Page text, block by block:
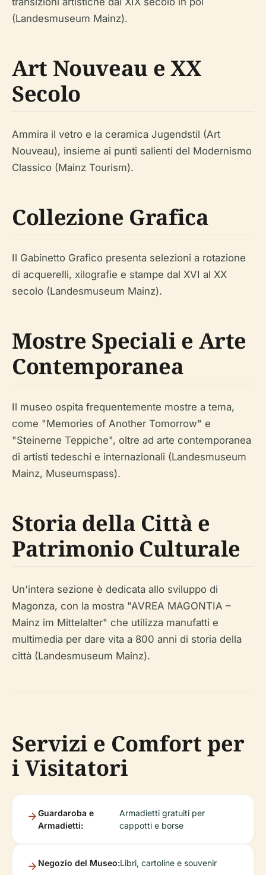
(Landesmuseum Mainz).
Art Nouveau e XX
Secolo
Ammira il vetro e la ceramica Jugendstil (Art
Nouveau), insieme ai punti salienti del Modernismo
Classico (Mainz Tourism).
Collezione Grafica
Il Gabinetto Grafico presenta selezioni a rotazione
di acquerelli, xilografie e stampe dal XVI al XX
secolo (Landesmuseum Mainz).
Mostre Speciali e Arte
Contemporanea
Il museo ospita frequentemente mostre a tema,
come "Memories of Another Tomorrow" e
"Steinerne Teppiche", oltre ad arte contemporanea
di artisti tedeschi e internazionali (Landesmuseum
Mainz, Museumspass).
Storia della Città e
Patrimonio Culturale
Un'intera sezione è dedicata allo sviluppo di
Magonza, con la mostra "AVREA MAGONTIA –
Mainz im Mittelalter" che utilizza manufatti e
multimedia per dare vita a 800 anni di storia della
città (Landesmuseum Mainz).
Servizi e Comfort per
i Visitatori
Guardaroba e
Armadietti:
Armadietti gratuiti per
cappotti e borse
Negozio del Museo:Libri, cartoline e souvenir